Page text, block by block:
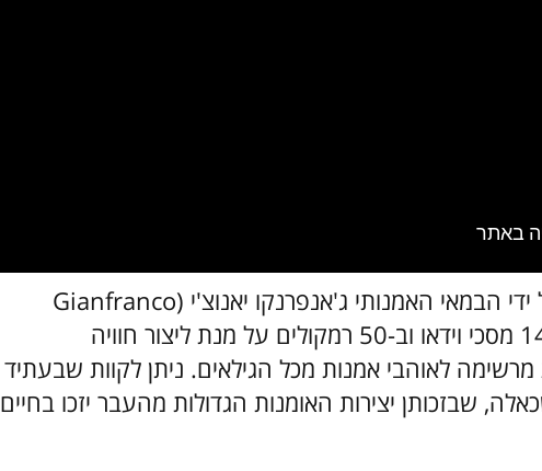
תצוגה מרהיבה זו תוכננה על ידי הבמאי האמנותי ג'אנפרנקו יאנוצ'י (Gianfranco
Iannuzzi), ומשתמשת ב-140 מסכי וידאו וב-50 רמקולים על מנת ליצור חוויה
מרשימה לאוהבי אמנות מכל הגילאים. ניתן לקוות שבעתיד
שבזכותן יצירות האומנות הגדולות מהעבר יזכו בחיים